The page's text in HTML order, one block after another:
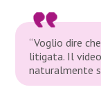
“Voglio dire
litigata. Il
naturalmente